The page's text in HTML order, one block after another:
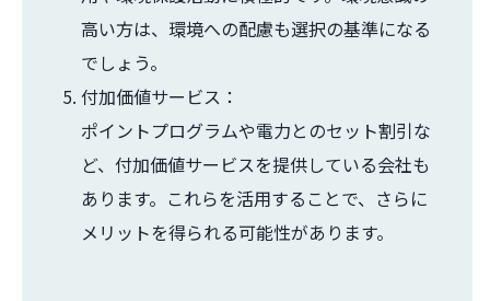
高い方は、環境への配慮も選択の基準になる
でしょう。
付加価値サービス：
ポイントプログラムや電力とのセット割引な
ど、付加価値サービスを提供している会社も
あります。これらを活用することで、さらに
メリットを得られる可能性があります。